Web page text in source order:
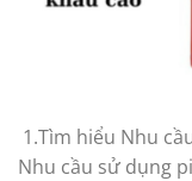
1.Tìm hiểu Nhu
Nhu cầu sử dụng